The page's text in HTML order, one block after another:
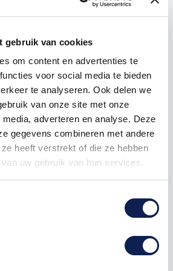
gebruik van cookies
om content en advertenties te
voor social media te bieden
te analyseren. Ook delen we
van onze site met onze
adverteren en analyse. Deze
gegevens combineren met andere
heeft verstrekt of die ze hebben
uw gebruik van hun services.
€ 56,25
pictogram
pictogramstickers